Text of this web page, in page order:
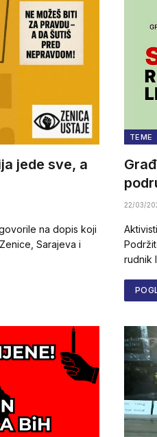
jede sve, a
na dopis koji
Sarajeva i
TEME
22/03/
rudnik